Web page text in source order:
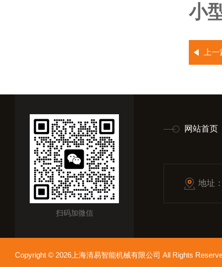
小
上
扫码加微信
网站首页
地址
Copyright © 2026上海清易智能机械有限公司 All Rights